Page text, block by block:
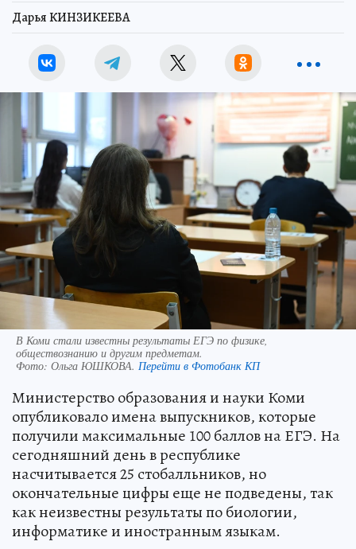
Дарья КИНЗИКЕЕВА
В Коми стали известны результаты ЕГЭ по физике,
обществознанию и другим предметам.
Фото: Ольга ЮШКОВА. Перейти в Фотобанк КП
Министерство образования и науки Коми
опубликовало имена выпускников, которые
получили максимальные 100 баллов на ЕГЭ. На
сегодняшний день в республике
насчитывается 25 стобалльников, но
окончательные цифры еще не подведены, так
как неизвестны результаты по биологии,
информатике и иностранным языкам.